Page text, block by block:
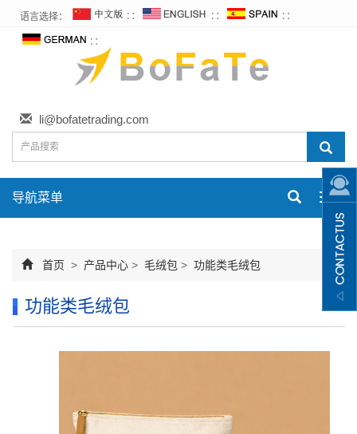
语言选择： ∷ ∷ ∷
∷
li@bofatetrading.com
导航菜单
首页 > 产品中心 > 毛绒包 > 功能类毛绒包
功能类毛绒包